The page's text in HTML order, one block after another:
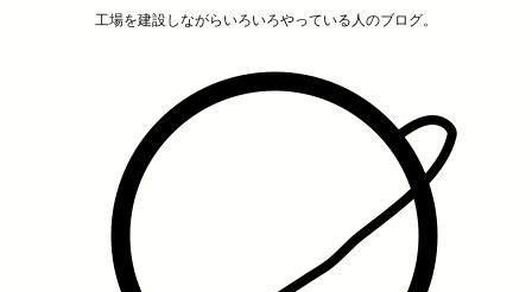
工場を建設しながらいろいろやっている人のブログ。